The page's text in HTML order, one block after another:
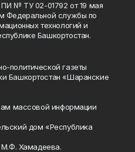
ПИ № ТУ 02-01792 от 19 мая
Федеральной службы по
технологий и
Башкортостан.
политической газеты
Башкортостан «Шаранские
массовой информации
дом «Республика
М.Ф. Хамадеева.